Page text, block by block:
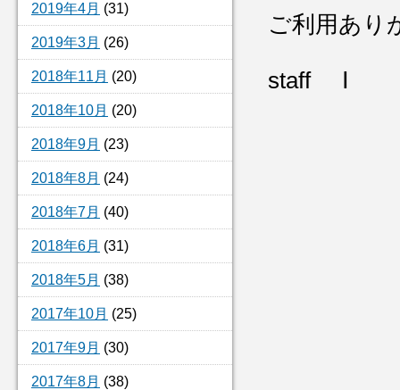
2019年4月 (31)
2019年3月 (26)
2018年11月 (20)
2018年10月 (20)
2018年9月 (23)
2018年8月 (24)
2018年7月 (40)
2018年6月 (31)
2018年5月 (38)
2017年10月 (25)
2017年9月 (30)
2017年8月 (38)
ご利用あり
staff Ⅰ